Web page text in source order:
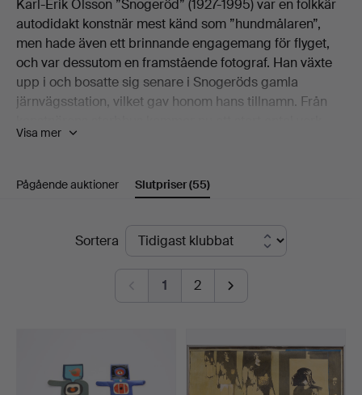
Karl-Erik Olsson ”Snogeröd” (1927-1995) var en folkkär
autodidakt konstnär mest känd som ”hundmålaren”,
men hade även ett brinnande engagemang för flyget,
och var dessutom en framstående fotograf. Han växte
upp i och bosatte sig senare i Snogeröds gamla
järnvägsstation, vilket gav honom hans tillnamn. Från
både med och utan hundar.
Visa mer
Pågående auktioner Slutpriser(55)
SlutpriserSortera
1 2